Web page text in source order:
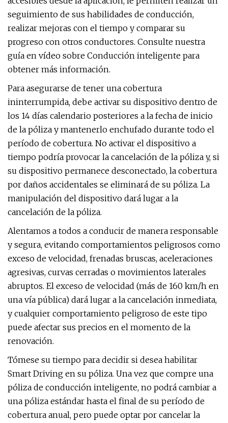
seguimiento de sus habilidades de conducción,
realizar mejoras con el tiempo y comparar su
progreso con otros conductores. Consulte nuestra
guía en vídeo sobre Conducción inteligente para
obtener más información.
Para asegurarse de tener una cobertura
ininterrumpida, debe activar su dispositivo dentro de
los 14 días calendario posteriores a la fecha de inicio
de la póliza y mantenerlo enchufado durante todo el
período de cobertura. No activar el dispositivo a
tiempo podría provocar la cancelación de la póliza y, si
su dispositivo permanece desconectado, la cobertura
por daños accidentales se eliminará de su póliza. La
manipulación del dispositivo dará lugar a la
cancelación de la póliza.
Alentamos a todos a conducir de manera responsable
y segura, evitando comportamientos peligrosos como
exceso de velocidad, frenadas bruscas, aceleraciones
agresivas, curvas cerradas o movimientos laterales
abruptos. El exceso de velocidad (más de 160 km/h en
una vía pública) dará lugar a la cancelación inmediata,
y cualquier comportamiento peligroso de este tipo
puede afectar sus precios en el momento de la
renovación.
Tómese su tiempo para decidir si desea habilitar
Smart Driving en su póliza. Una vez que compre una
póliza de conducción inteligente, no podrá cambiar a
una póliza estándar hasta el final de su período de
cobertura anual, pero puede optar por cancelar la